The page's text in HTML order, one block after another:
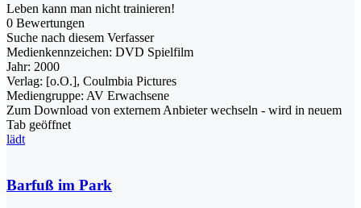
Leben kann man nicht trainieren!
0 Bewertungen
Suche nach diesem Verfasser
Medienkennzeichen: DVD Spielfilm
Jahr: 2000
Verlag: [o.O.], Coulmbia Pictures
Mediengruppe: AV Erwachsene
Zum Download von externem Anbieter wechseln - wird in neuem
Tab geöffnet
lädt
Barfuß im Park